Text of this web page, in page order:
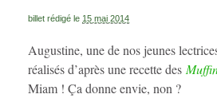
billet rédigé le 15 mai 2014
Augustine, une de nos jeunes
réalisés d’après une recette des
Miam ! Ça donne envie, non ?